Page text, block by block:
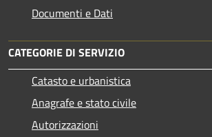
Documenti e Dati
CATEGORIE DI SERVIZIO
Catasto e urbanistica
Anagrafe e stato civile
Autorizzazioni